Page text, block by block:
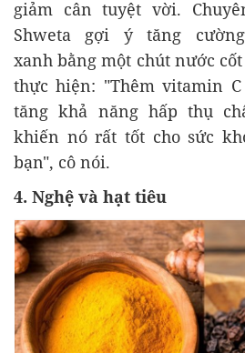
giảm cân tuyệt vời.
Shweta gợi ý tăng
xanh bằng một chút nước
thực hiện: "Thêm vitamin
tăng khả năng hấp thụ
khiến nó rất tốt cho sức
bạn", cô nói.
4. Nghệ và hạt tiêu